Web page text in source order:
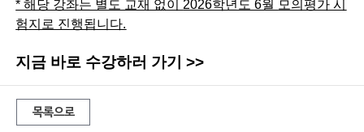
* 해당 강좌는 별도 교재 없이 2026학년도 6월 모의평가 시
험지로 진행됩니다.
지금 바로 수강하러 가기 >>
목록으로